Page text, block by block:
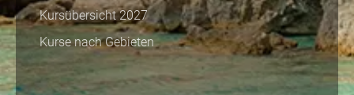
Kursübersicht 2027
Kurse nach Gebieten